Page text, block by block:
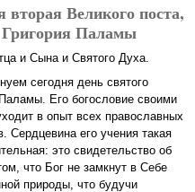
вторая Великого поста,
Григория Паламы
и Сына и Святого Духа.
сегодня день святого
Паламы. Его богословие своими
в опыт всех православных
Сердцевина его учения такая
это свидетельство об
что Бог не замкнут в Себе
природы, что будучи